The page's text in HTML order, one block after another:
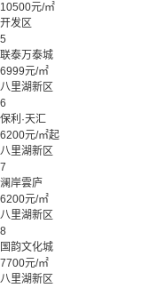
10500元/㎡
开发区
5
联泰万泰城
6999元/㎡
八里湖新区
6
保利·天汇
6200元/㎡起
八里湖新区
7
澜岸雲庐
6200元/㎡
八里湖新区
8
国韵文化城
7700元/㎡
八里湖新区